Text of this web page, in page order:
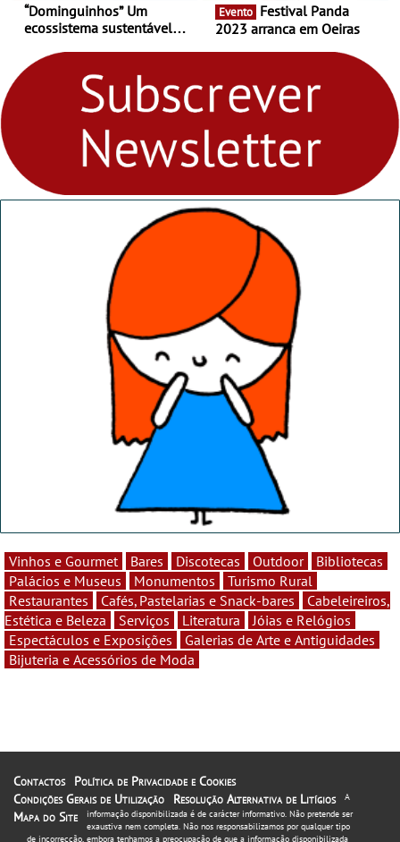
“Dominguinhos” Um
ecossistema sustentável
fores - Atelier de Educação
Ambiental nos
“Dominguinhos” de 23 de
Evento
2023 arranca em Oeiras
Vinhos e Gourmet Bares Discotecas Outdoor
Bibliotecas
Palácios e Museus
Monumentos
Turismo Rural
Restaurantes
Cafés, Pastelarias e Snack-bares
Cabeleireiros,
Estética e Beleza
Serviços Literatura
Jóias e Relógios
Espectáculos e Exposições
Galerias de Arte e Antiguidades
Bijuteria e Acessórios de Moda
Contactos
Política de Privacidade e Cookies
Condições Gerais de Utilização
Resolução Alternativa de Litígios
Mapa do Site
A
informação disponibilizada é de carácter informativo. Não pretende ser
exaustiva nem completa. Não nos responsabilizamos por qualquer tipo
de incorrecção, embora tenhamos a preocupação de que a informação disponibilizada